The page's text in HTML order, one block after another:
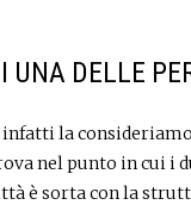
UNA DELLE
infatti la consideriamo
nel punto in cui i
è sorta con la